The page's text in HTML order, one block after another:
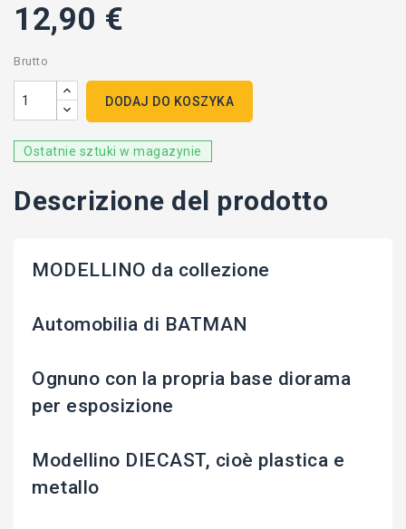
12,90 €
Brutto
DODAJ DO KOSZYKA
Ostatnie sztuki w magazynie
Descrizione del prodotto
MODELLINO da collezione
Automobilia di BATMAN
Ognuno con la propria base diorama
per esposizione
Modellino DIECAST, cioè plastica e
metallo